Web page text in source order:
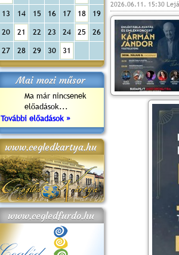
13 14 15 16 17 18 19
20 21 22 23 24 25 26
27 28 29 30 31
Mai mozi műsor
Ma már nincsenek
előadások...
További előadások »
www.cegledkartya.hu
www.cegledfurdo.hu
2026.06.11. 15:30